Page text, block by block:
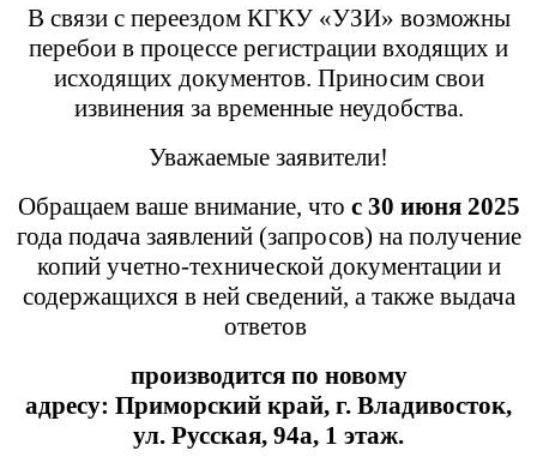
В связи с переездом КГКУ «УЗИ» возможны
перебои в процессе регистрации входящих и
исходящих документов. Приносим свои
извинения за временные неудобства.
Уважаемые заявители!
Обращаем ваше внимание, что с 30 июня 2025
года подача заявлений (запросов) на получение
копий учетно-технической документации и
содержащихся в ней сведений, а также выдача
ответов
производится по новому
адресу: Приморский край, г. Владивосток,
ул. Русская, 94а, 1 этаж.